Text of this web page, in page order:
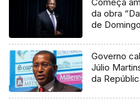
da obra
de
Governo
Júlio
da